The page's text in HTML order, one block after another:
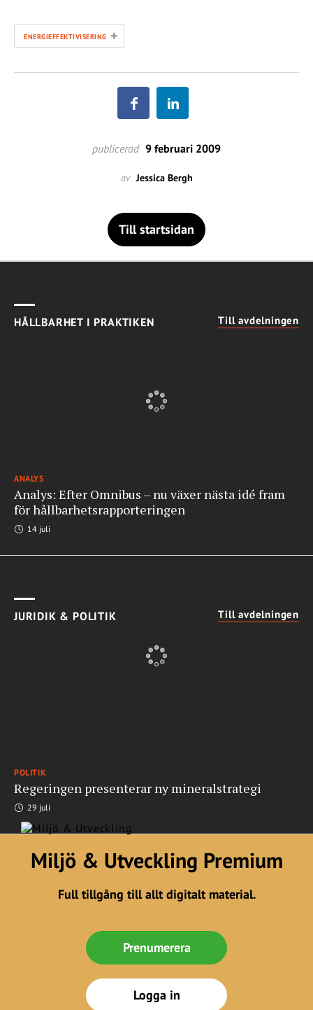
ENERGIEFFEKTIVISERING +
publicerad 9 februari 2009
av Jessica Bergh
Till startsidan
HÅLLBARHET I PRAKTIKEN Till avdelningen
ANALYS
Analys: Efter Omnibus – nu växer nästa idé fram
för hållbarhetsrapporteringen
14 juli
JURIDIK & POLITIK Till avdelningen
POLITIK
Regeringen presenterar ny mineralstrategi
29 juli
Miljö & Utveckling Premium
Full tillgång till allt digitalt material.
Prenumerera
Logga in